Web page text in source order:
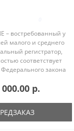
– востребованный у
малого и среднего
регистратор,
соответствует
закона
с основными
данных ..
000.00 р.